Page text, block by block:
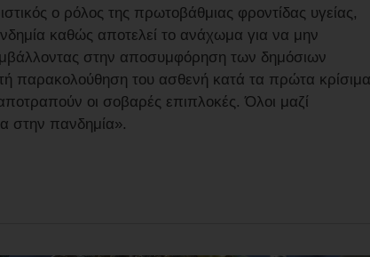
ο ρόλος της πρωτοβάθμιας φροντίδας υγείας,
καθώς αποτελεί το ανάχωμα για να μην
στην αποσυμφόρηση των δημόσιων
παρακολούθηση του ασθενή κατά τα πρώτα κρίσιμα
οι σοβαρές επιπλοκές. Όλοι μαζί
στην πανδημία».